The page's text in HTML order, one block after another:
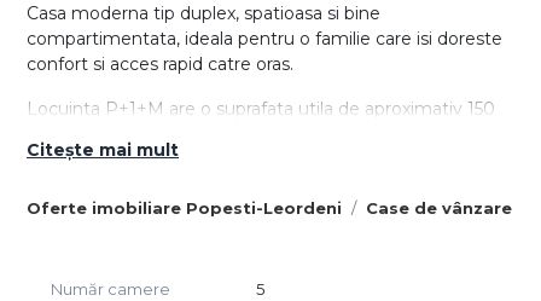
Oferte imobiliare Popesti-Leordeni Case de vânzare
Casa moderna tip duplex, spatioasa si bine
compartimentata, ideala pentru o familie care isi doreste
confort si acces rapid catre oras.
Locuinta P+1+M are o suprafata utila de aproximativ 150
proprii.
Compartimentare:
- Etaj – dormitor 24 mp, dormitor 18 mp si 2 bai.
Citește mai mult
Număr camere 5